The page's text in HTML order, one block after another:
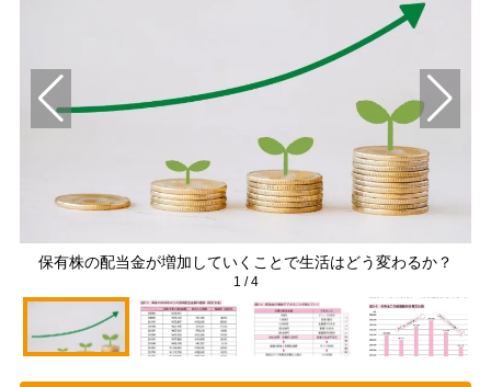
保有株の配当金が増加していくことで生活はどう変わるか？
1 /4